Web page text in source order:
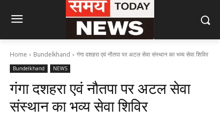
Home Bundelkhand गंगा दशहरा एवं नौतपा पर अटल सेवा संस्थान का भव्य सेवा शिविर
Bundelkhand NEWS
गंगा दशहरा एवं नौतपा पर अटल सेवा
संस्थान का भव्य सेवा शिविर